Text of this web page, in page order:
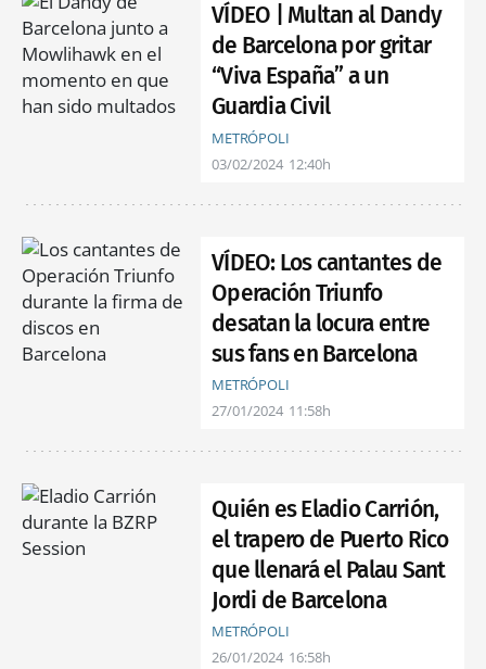
VÍDEO | Multan al Dandy
de Barcelona por gritar
“Viva España” a un
Guardia Civil
METRÓPOLI
03/02/2024 12:40h
VÍDEO: Los cantantes de
Operación Triunfo
desatan la locura entre
sus fans en Barcelona
METRÓPOLI
27/01/2024 11:58h
Quién es Eladio Carrión,
el trapero de Puerto Rico
que llenará el Palau Sant
Jordi de Barcelona
METRÓPOLI
26/01/2024 16:58h